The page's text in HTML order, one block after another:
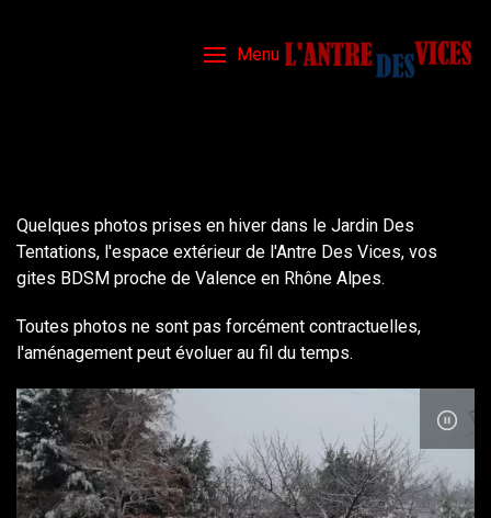
Menu
Quelques photos prises en hiver dans le Jardin Des
Tentations, l'espace extérieur de l'Antre Des Vices, vos
gites BDSM proche de Valence en Rhône Alpes.
Toutes photos ne sont pas forcément contractuelles,
l'aménagement peut évoluer au fil du temps.